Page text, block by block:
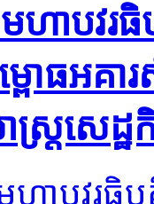
ចមហាប
ោធអគា
ត្រសេដ្ឋ